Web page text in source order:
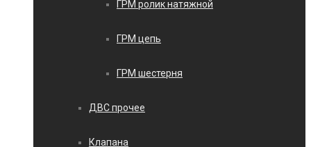
ГРМ ролик натяжной
ГРМ цепь
ГРМ шестерня
ДВС прочее
Клапана